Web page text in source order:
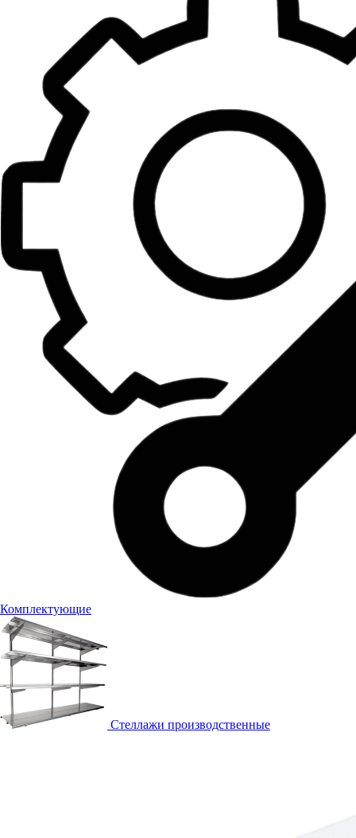
Комплектующие
Стеллажи производственные